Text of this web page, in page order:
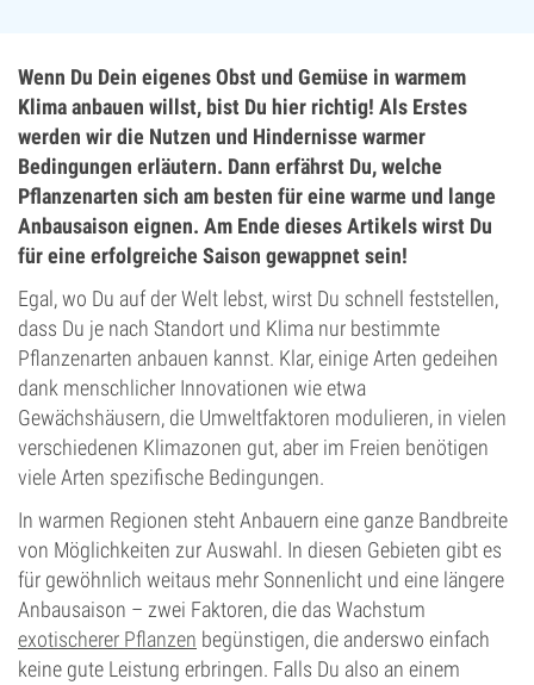
Wenn Du Dein eigenes Obst und Gemüse in warmem
Klima anbauen willst, bist Du hier richtig! Als Erstes
werden wir die Nutzen und Hindernisse warmer
Bedingungen erläutern. Dann erfährst Du, welche
Pflanzenarten sich am besten für eine warme und lange
Anbausaison eignen. Am Ende dieses Artikels wirst Du
für eine erfolgreiche Saison gewappnet sein!
Egal, wo Du auf der Welt lebst, wirst Du schnell feststellen,
dass Du je nach Standort und Klima nur bestimmte
Pflanzenarten anbauen kannst. Klar, einige Arten gedeihen
dank menschlicher Innovationen wie etwa
Gewächshäusern, die Umweltfaktoren modulieren, in vielen
verschiedenen Klimazonen gut, aber im Freien benötigen
viele Arten spezifische Bedingungen.
In warmen Regionen steht Anbauern eine ganze Bandbreite
von Möglichkeiten zur Auswahl. In diesen Gebieten gibt es
für gewöhnlich weitaus mehr Sonnenlicht und eine längere
Anbausaison – zwei Faktoren, die das Wachstum
exotischerer Pflanzen begünstigen, die anderswo einfach
keine gute Leistung erbringen. Falls Du also an einem